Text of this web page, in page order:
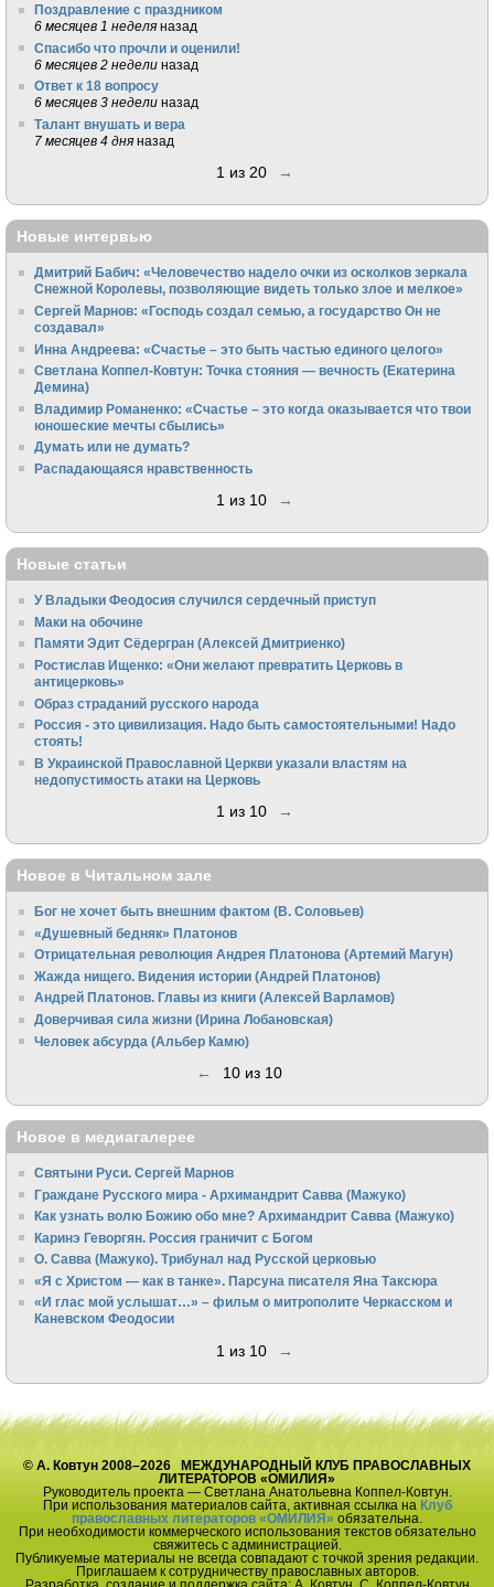
Поздравление с праздником
6 месяцев 1 неделя назад
Спасибо что прочли и оценили!
6 месяцев 2 недели назад
Ответ к 18 вопросу
6 месяцев 3 недели назад
Талант внушать и вера
7 месяцев 4 дня назад
1 из 20 →
Новые интервью
Дмитрий Бабич: «Человечество надело очки из осколков зеркала
Снежной Королевы, позволяющие видеть только злое и мелкое»
Сергей Марнов: «Господь создал семью, а государство Он не
создавал»
Инна Андреева: «Счастье – это быть частью единого целого»
Светлана Коппел-Ковтун: Точка стояния — вечность (Екатерина
Демина)
Владимир Романенко: «Счастье – это когда оказывается что твои
юношеские мечты сбылись»
Думать или не думать?
Распадающаяся нравственность
1 из 10 →
Новые статьи
У Владыки Феодосия случился сердечный приступ
Маки на обочине
Памяти Эдит Сёдергран (Алексей Дмитриенко)
Ростислав Ищенко: «Они желают превратить Церковь в
антицерковь»
Образ страданий русского народа
Россия - это цивилизация. Надо быть самостоятельными! Надо
стоять!
В Украинской Православной Церкви указали властям на
недопустимость атаки на Церковь
1 из 10 →
Новое в Читальном зале
Бог не хочет быть внешним фактом (В. Соловьев)
«Душевный бедняк» Платонов
Отрицательная революция Андрея Платонова (Артемий Магун)
Жажда нищего. Видения истории (Андрей Платонов)
Андрей Платонов. Главы из книги (Алексей Варламов)
Доверчивая сила жизни (Ирина Лобановская)
Человек абсурда (Альбер Камю)
← 10 из 10
Новое в медиагалерее
Святыни Руси. Сергей Марнов
Граждане Русского мира - Архимандрит Савва (Мажуко)
Как узнать волю Божию обо мне? Архимандрит Савва (Мажуко)
Каринэ Геворгян. Россия граничит с Богом
О. Савва (Мажуко). Трибунал над Русской церковью
«Я с Христом — как в танке». Парсуна писателя Яна Таксюра
«И глас мой услышат…» – фильм о митрополите Черкасском и
Каневском Феодосии
1 из 10 →
© А. Ковтун 2008–2026 МЕЖДУНАРОДНЫЙ КЛУБ ПРАВОСЛАВНЫХ
ЛИТЕРАТОРОВ «ОМИЛИЯ»
Руководитель проекта — Светлана Анатольевна Коппел-Ковтун.
При использования материалов сайта, активная ссылка на Клуб
православных литераторов «ОМИЛИЯ» обязательна.
При необходимости коммерческого использования текстов обязательно
свяжитесь с администрацией.
Публикуемые материалы не всегда совпадают с точкой зрения редакции.
Приглашаем к сотрудничеству православных авторов.
Разработка, создание и поддержка сайта: А. Ковтун, С. Коппел-Ковтун